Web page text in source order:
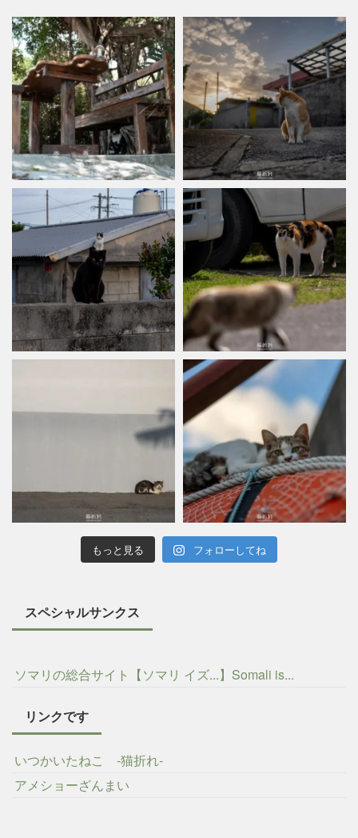
もっと見る フォローしてね
スペシャルサンクス
ソマリの総合サイト【ソマリ イズ...】Somali is...
リンクです
いつかいたねこ -猫折れ-
アメショーざんまい